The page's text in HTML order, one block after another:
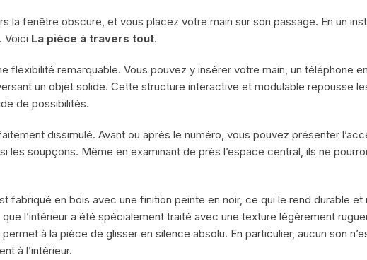
la fenêtre obscure, et vous placez votre main sur son passage. En un
Voici La pièce à travers tout.
flexibilité remarquable. Vous pouvez y insérer votre main, un téléphone
un objet solide. Cette structure interactive et modulable repousse
de possibilités.
dissimulé. Avant ou après le numéro, vous pouvez présenter
les soupçons. Même en examinant de près l’espace central, ils ne
fabriqué en bois avec une finition peinte en noir, ce qui le rend durable
l’intérieur a été spécialement traité avec une texture légèrement
à la pièce de glisser en silence absolu. En particulier, aucun son
à l’intérieur.